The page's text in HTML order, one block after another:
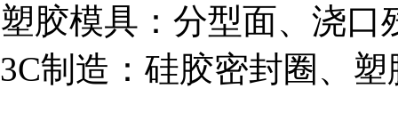
塑胶模具：分型面、浇口
3C制造：硅胶密封圈、